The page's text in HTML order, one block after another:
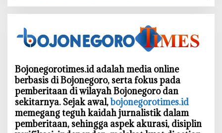
Bojonegorotimes.id adalah media online
berbasis di Bojonegoro, serta fokus pada
pemberitaan di wilayah Bojonegoro dan
sekitarnya. Sejak awal,bojonegorotimes.id
memegang teguh kaidah jurnalistik dalam
pemberitaan, sehingga aspek akurasi, disiplin